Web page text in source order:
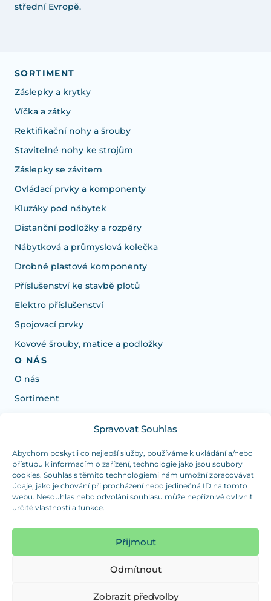
Spravovat Souhlas
Abychom poskytli co nejlepší služby, používáme k ukládání a/nebo
přístupu k informacím o zařízení, technologie jako jsou soubory
cookies. Souhlas s těmito technologiemi nám umožní zpracovávat
údaje, jako je chování při procházení nebo jedinečná ID na tomto
webu. Nesouhlas nebo odvolání souhlasu může nepříznivě ovlivnit
určité vlastnosti a funkce.
Přijmout
Odmítnout
Zobrazit předvolby
střední Evropě.
SORTIMENT
Záslepky a krytky
Víčka a zátky
Rektifikační nohy a šrouby
Stavitelné nohy ke strojům
Záslepky se závitem
Ovládací prvky a komponenty
Kluzáky pod nábytek
Distanční podložky a rozpěry
Nábytková a průmyslová kolečka
Drobné plastové komponenty
Příslušenství ke stavbě plotů
Elektro příslušenství
Spojovací prvky
Kovové šrouby, matice a podložky
O NÁS
O nás
Sortiment
Potřebujete poradit s výběrem?
Jsme tu pro vás Pondělí-Čtvrtek od: 7:30 - 15:30 hodin
a Pátek od 7:30 - 14:30 hodin
info@dualpraha.cz +420 725 802 767
(platba pouze v hotovosti)
Jsme tu pro vás Pondělí-Čtvrtek od: 7:30 - 15:30 hodin